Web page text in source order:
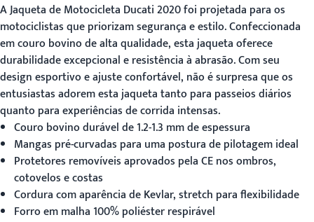
AJaqueta de Motocicleta Ducati 2020foi projetada para os
motociclistas que priorizam segurança e estilo. Confeccionada
em couro bovino de alta qualidade, esta jaqueta oferece
durabilidade excepcional e resistência à abrasão. Com seu
design esportivo e ajuste confortável, não é surpresa que os
entusiastas adorem esta jaqueta tanto para passeios diários
quanto para experiências de corrida intensas.
Couro bovino durável de 1.2-1.3 mm de espessura
Mangas pré-curvadas para uma postura de pilotagem ideal
Protetores removíveis aprovados pela CE nos ombros,
cotovelos e costas
Cordura com aparência de Kevlar, stretch para flexibilidade
Forro em malha 100% poliéster respirável